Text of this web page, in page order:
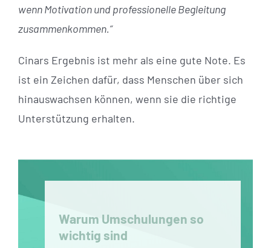
wenn Motivation und professionelle Begleitung
zusammenkommen.“
Cinars Ergebnis ist mehr als eine gute Note. Es
ist ein Zeichen dafür, dass Menschen über sich
hinauswachsen können, wenn sie die richtige
Unterstützung erhalten.
Warum Umschulungen so
wichtig sind